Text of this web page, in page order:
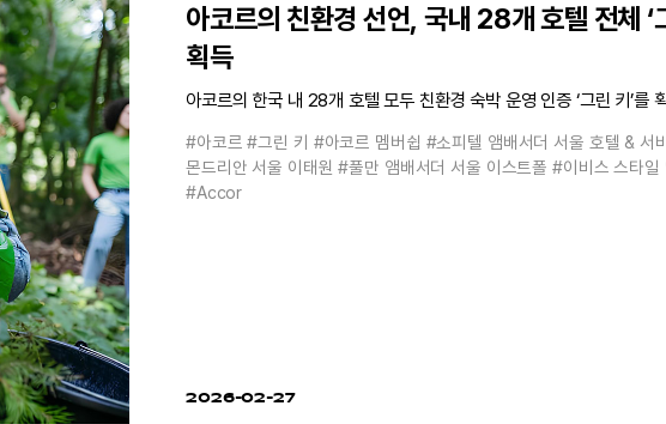
아코르의 친환경 선언, 국내 28개 호텔 전체 ‘
획득
아코르의 한국 내 28개 호텔 모두 친환경 숙박 운영 인증 ‘그린 키’를
#아코르 #그린 키 #아코르 멤버쉽 #소피텔 앰배서더 서울 호텔 & 서
몬드리안 서울 이태원 #풀만 앰배서더 서울 이스트폴 #이비스 스타일
#Accor
2026-02-27